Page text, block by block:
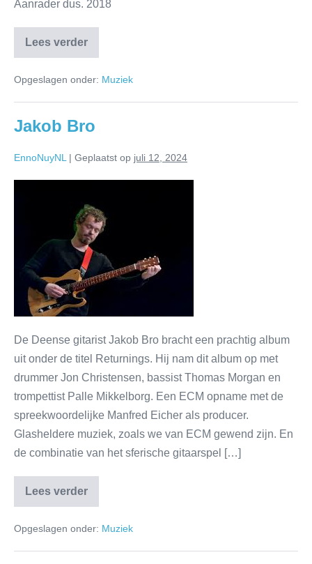
Aanrader dus. 2018
Lees verder
Opgeslagen onder: Muziek
Jakob Bro
EnnoNuyNL | Geplaatst op juli 12, 2024
De Deense gitarist Jakob Bro bracht een prachtig album
uit onder de titel Returnings. Hij nam dit album op met
drummer Jon Christensen, bassist Thomas Morgan en
trompettist Palle Mikkelborg. Een ECM opname met de
spreekwoordelijke Manfred Eicher als producer.
Glasheldere muziek, zoals we van ECM gewend zijn. En
de combinatie van het sferische gitaarspel […]
Lees verder
Opgeslagen onder: Muziek